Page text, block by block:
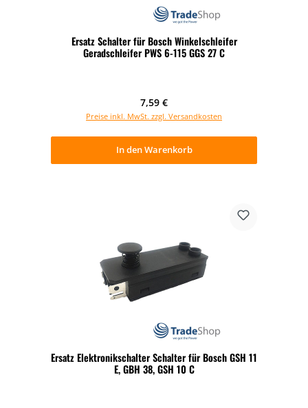
Ersatz Schalter für Bosch Winkelschleifer
Geradschleifer PWS 6-115 GGS 27 C
Regulärer Preis:
7,59 €
Preise inkl. MwSt. zzgl. Versandkosten
In den Warenkorb
Ersatz Elektronikschalter Schalter für Bosch GSH 11
E, GBH 38, GSH 10 C